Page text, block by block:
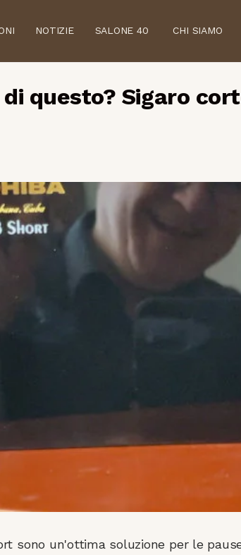
NOTIZIE SALONE 40 CHI SIAMO
questo? Sigaro
sono un'ottima soluzione per le